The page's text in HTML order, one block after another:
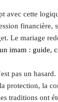
avec cette
financière,
Le mariage
imam : guide,
pas un
protection, la
traditions ont